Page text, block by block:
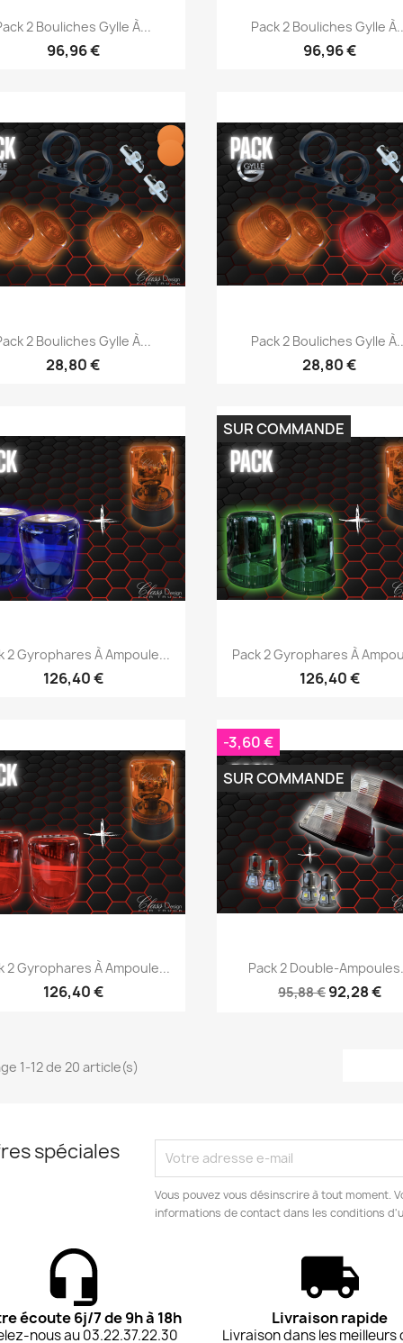
Aperçu rapide
2 Bouliches Gylle À...
96,96 €
Aperçu rapide
Pack 2 Bouliches Gylle
96,96 €
Aperçu rapide
2 Bouliches Gylle À...
28,80 €
Aperçu rapide
Pack 2 Bouliches Gylle
28,80 €
Aperçu rapide
2 Gyrophares À Ampoule...
126,40 €
Aperçu rapide
Pack 2 Gyrophares À
126,40 €
SUR COMMANDE
Aperçu rapide
2 Gyrophares À Ampoule...
126,40 €
Aperçu rapide
Pack 2 Double-
95,88 € 92,28 €
-3,60 €
SUR COMMANDE
1-12 de 20 article(s)
spéciales
Vous pouvez vous désinscrire à tout moment.
informations de contact dans les conditions
écoute 6j/7 de 9h à 18h
nous au 03.22.37.22.30
Livraison rapide
Livraison dans les meilleurs